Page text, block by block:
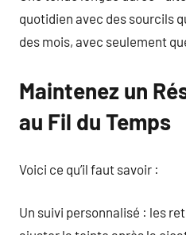
quotidien avec des sourcils
des mois, avec seulement
Maintenez un
au Fil du Temps
Voici ce qu’il faut savoir :
Un suivi personnalisé : les